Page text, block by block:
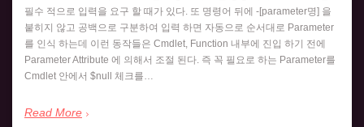
필수 적으로 입력을 요구 할 때가 있다. 또 명령어 뒤에 -[parameter명] 을
붙히지 않고 공백으로 구분하여 입력 하면 자동으로 순서대로 Parameter
를 인식 하는데 이런 동작들은 Cmdlet, Function 내부에 진입 하기 전에
Parameter Attribute 에 의해서 조절 된다. 즉 꼭 필요로 하는 Parameter를
Cmdlet 안에서 $null 체크를…
Read More